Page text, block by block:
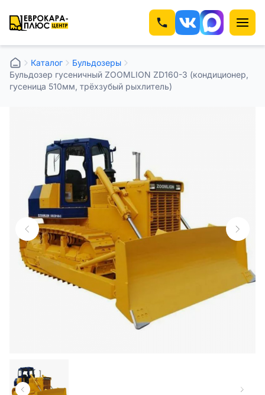
Каталог
⁠⁠Бульдозеры
Бульдозер гусеничный ZOOMLION ZD160-3 (кондиционер,
гусеница 510мм, трёхзубый рыхлитель)